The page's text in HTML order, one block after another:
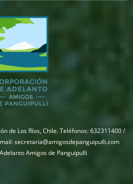
de Los Ríos, Chile. Teléfonos: 632311400 /
secretaria@amigosdepanguipulli.com
Amigos de Panguipulli